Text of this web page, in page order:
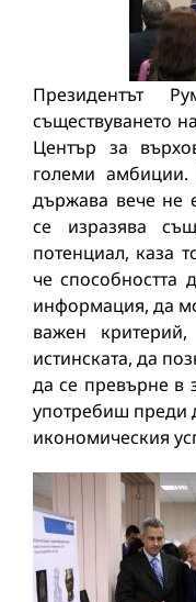
Президентът
съществуването
Център за
големи
държава вече не
се изразява
потенциал, каза
че
информация, да
важен
истинската, да
да се превърне в
употребиш преди
икономическия